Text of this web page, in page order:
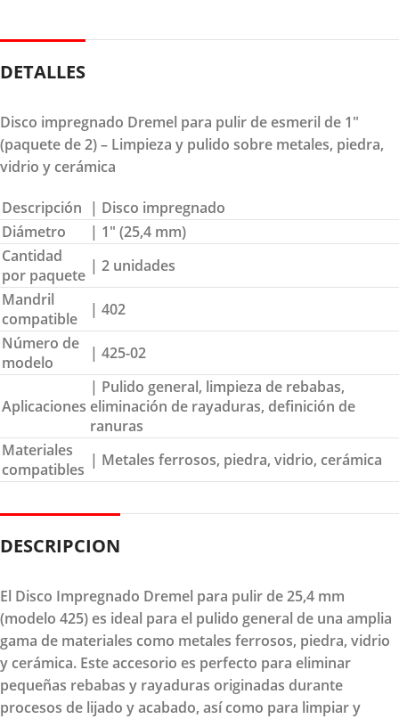
DETALLES
Disco impregnado Dremel para pulir de esmeril de 1″
(paquete de 2) – Limpieza y pulido sobre metales, piedra,
vidrio y cerámica
Descripción | Disco impregnado
Diámetro
| 1″ (25,4 mm)
Cantidad
por paquete | 2 unidades
Mandril
compatible
| 402
Número de
modelo
| 425-02
Aplicaciones
| Pulido general, limpieza de rebabas,
eliminación de rayaduras, definición de
ranuras
Materiales
compatibles | Metales ferrosos, piedra, vidrio, cerámica
DESCRIPCION
El Disco Impregnado Dremel para pulir de 25,4 mm
(modelo 425) es ideal para el pulido general de una amplia
gama de materiales como metales ferrosos, piedra, vidrio
y cerámica. Este accesorio es perfecto para eliminar
pequeñas rebabas y rayaduras originadas durante
procesos de lijado y acabado, así como para limpiar y